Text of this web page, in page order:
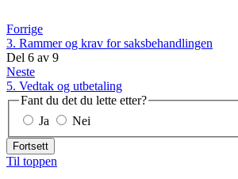
Forrige
3. Rammer og krav for saksbehandlingen
Del 6 av 9
Neste
5. Vedtak og utbetaling
Fant du det du lette etter?
Ja
Nei
Fortsett
Til toppen